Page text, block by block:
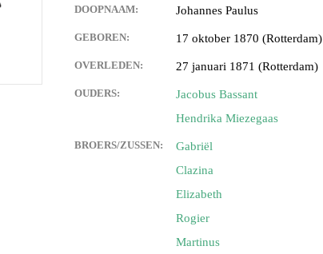
DOOPNAAM: Johannes Paulus
GEBOREN: 17 oktober 1870 (Rotterdam)
OVERLEDEN: 27 januari 1871 (Rotterdam)
OUDERS:
Jacobus Bassant
Hendrika Miezegaas
BROERS/ZUSSEN:
Gabriël
Clazina
Elizabeth
Rogier
Martinus